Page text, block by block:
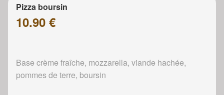
Pizza boursin
10.90 €
Base crème fraîche, mozzarella, viande hachée,
pommes de terre, boursin